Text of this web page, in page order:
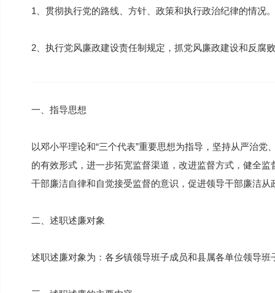
1、贯彻执行党的路线、方针、政策和执行政治纪律的情况。
2、执行党风廉政建设责任制规定，抓党风廉政建设和反腐
一、指导思想
以邓小平理论和“三个代表”重要思想为指导，坚持从严治
的有效形式，进一步拓宽监督渠道，改进监督方式，健全
干部廉洁自律和自觉接受监督的意识，促进领导干部廉洁从
二、述职述廉对象
述职述廉对象为：各乡镇领导班子成员和县属各单位领导班